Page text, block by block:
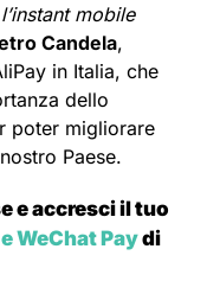
mobile
Candela,
in Italia, che
dello
poter migliorare
Paese.
e accresci il tuo
WeChat Paydi